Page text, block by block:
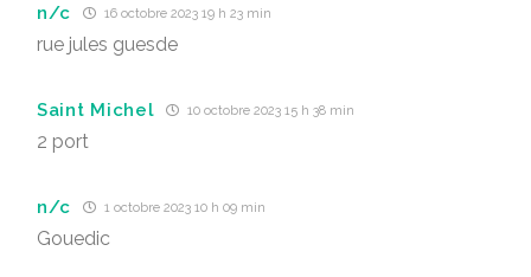
n/c 16 octobre 2023 19 h 23 min
rue jules guesde
Saint Michel 10 octobre 2023 15 h 38 min
2 port
n/c 1 octobre 2023 10 h 09 min
Gouedic